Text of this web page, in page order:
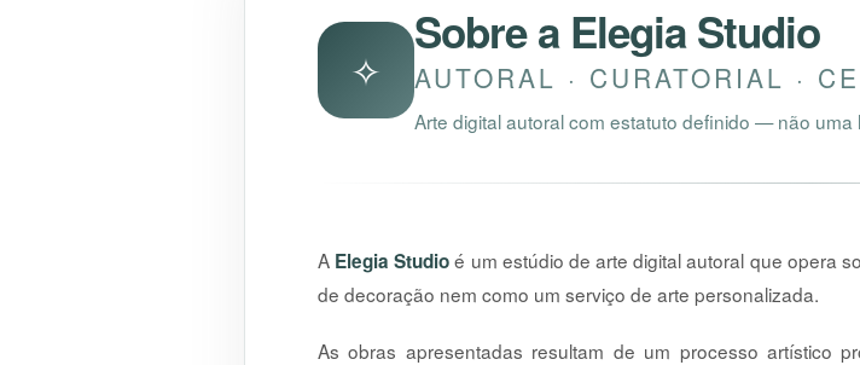
✧
Sobre a Elegia Studio
AUTORAL · CURATORIAL ·
Arte digital autoral com estatuto definido — não uma
A Elegia Studioé um estúdio de arte digital autoral que opera
de decoração nem como um serviço de arte personalizada.
As obras apresentadas resultam de um processo artístico